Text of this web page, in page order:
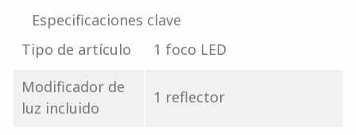
Especificaciones clave
Tipo de artículo
1 foco LED
Modificador de
luz incluido
1 reflector